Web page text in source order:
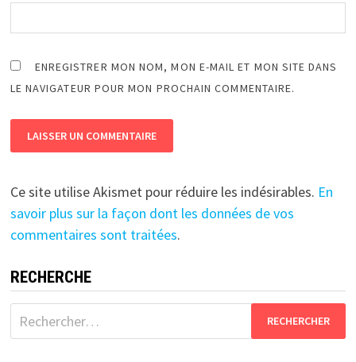
ENREGISTRER MON NOM, MON E-MAIL ET MON SITE DANS
LE NAVIGATEUR POUR MON PROCHAIN COMMENTAIRE.
Ce site utilise Akismet pour réduire les indésirables. En
savoir plus sur la façon dont les données de vos
commentaires sont traitées.
RECHERCHE
Rechercher :